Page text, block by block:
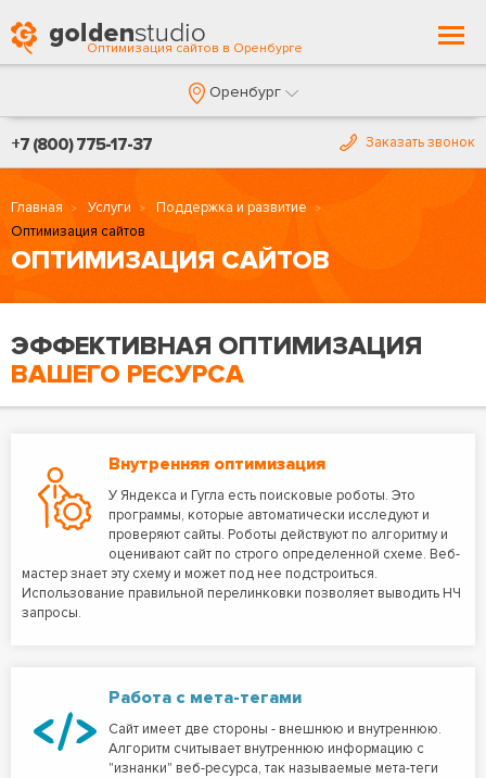
Оптимизация сайтов в Оренбурге
Оренбург
+7 (800) 775-17-37 Заказать звонок
Главная Услуги
Поддержка и развитие
Оптимизация сайтов
ОПТИМИЗАЦИЯ САЙТОВ
ЭФФЕКТИВНАЯ ОПТИМИЗАЦИЯ
ВАШЕГО РЕСУРСА
Внутренняя оптимизация
У Яндекса и Гугла есть поисковые роботы. Это
программы, которые автоматически исследуют и
проверяют сайты. Роботы действуют по алгоритму и
оценивают сайт по строго определенной схеме. Веб-
мастер знает эту схему и может под нее подстроиться.
Использование правильной перелинковки позволяет выводить НЧ
запросы.
Работа с мета-тегами
Сайт имеет две стороны - внешнюю и внутреннюю.
Алгоритм считывает внутреннюю информацию с
"изнанки" веб-ресурса, так называемые мета-теги